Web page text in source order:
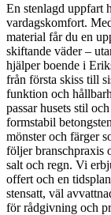
En stenlagd uppfart
vardagskomfort.
material får du en
skiftande väder –
hjälper boende i
från första skiss till
funktion och
passar husets stil
formstabil
mönster och färger
följer branschpraxis
salt och regn. Vi
offert och en
stensatt, väl
för rådgivning och